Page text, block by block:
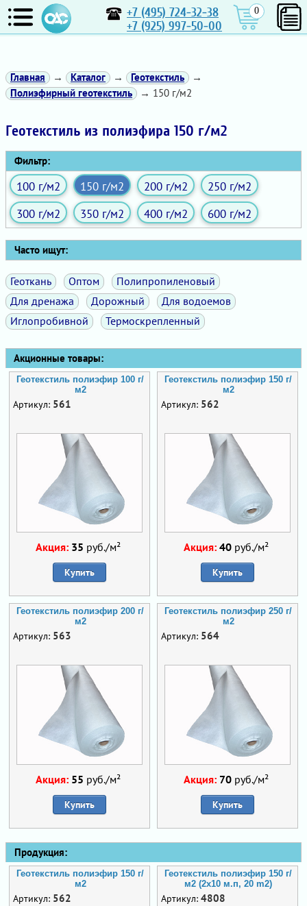
+7 (495) 724-32-38
+7 (925) 997-50-00
0
Главная → Каталог → Геотекстиль
→
Полиэфирный геотекстиль
→ 150 г/м2
Геотекстиль из полиэфира 150 г/м2
Фильтр:
100 г/м2 150 г/м2 200 г/м2
250 г/м2
300 г/м2
350 г/м2 400 г/м2 600 г/м2
Часто ищут:
Геоткань Оптом
Полипропиленовый
Для дренажа
Дорожный
Для водоемов
Иглопробивной
Термоскрепленный
Акционные товары:
Геотекстиль полиэфир 100 г/
м2
Артикул: 561
Акция: 35 руб./м²
Купить
Геотекстиль полиэфир 150 г/
м2
Артикул: 562
Акция: 40руб./м²
Купить
Геотекстиль полиэфир 200 г/
м2
Артикул: 563
Акция: 55 руб./м²
Купить
Геотекстиль полиэфир 250 г/
м2
Артикул: 564
Акция: 70руб./м²
Купить
Продукция:
Геотекстиль полиэфир 150 г/
м2
Артикул: 562
Геотекстиль полиэфир 150 г/
м2 (2х10 м.п, 20 m2)
Артикул: 4808